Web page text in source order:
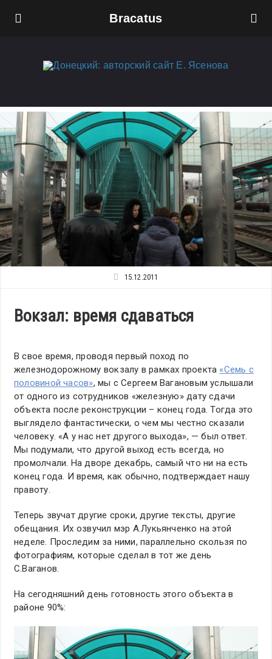
Bracatus
15.12.2011
Вокзал: время сдаваться
В свое время, проводя первый поход по
железнодорожному вокзалу в рамках проекта «Семь с
половиной часов», мы с Сергеем Вагановым услышали
от одного из сотрудников «железную» дату сдачи
объекта после реконструкции – конец года. Тогда это
выглядело фантастически, о чем мы честно сказали
человеку. «А у нас нет другого выхода», — был ответ.
Мы подумали, что другой выход есть всегда, но
промолчали. На дворе декабрь, самый что ни на есть
конец года. И время, как обычно, подтверждает нашу
правоту.
Теперь звучат другие сроки, другие тексты, другие
обещания. Их озвучил мэр А.Лукьянченко на этой
неделе. Проследим за ними, параллельно скользя по
фотографиям, которые сделал в тот же день
С.Ваганов.
На сегодняшний день готовность этого объекта в
районе 90%: